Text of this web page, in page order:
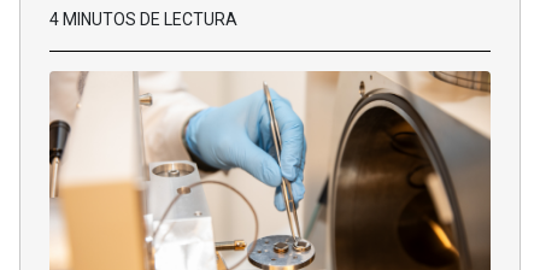
4 MINUTOS DE LECTURA